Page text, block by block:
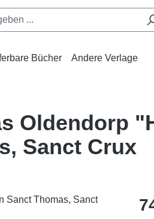
Bücher Andere Verlage
Oldendorp
Sanct Crux